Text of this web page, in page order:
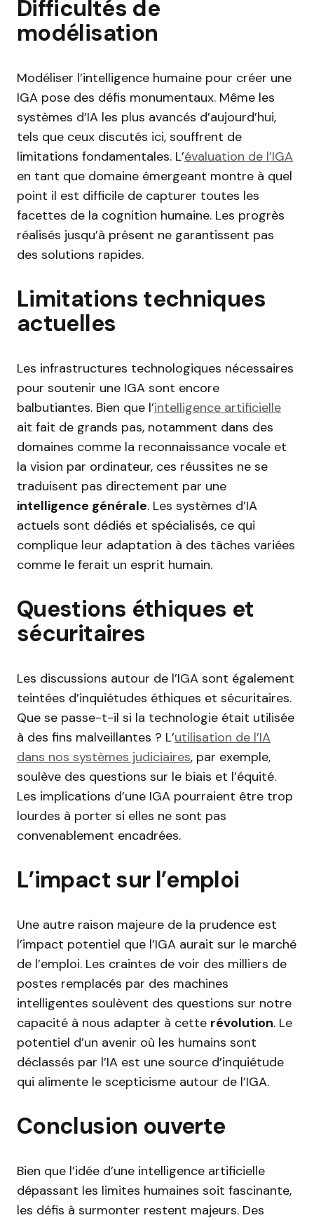
Difficultés de
modélisation
Modéliser l’intelligence humaine pour créer une
IGA pose des défis monumentaux. Même les
systèmes d’IA les plus avancés d’aujourd’hui,
tels que ceux discutés ici, souffrent de
limitations fondamentales. L’évaluation de l’IGA
en tant que domaine émergeant montre à quel
point il est difficile de capturer toutes les
facettes de la cognition humaine. Les progrès
réalisés jusqu’à présent ne garantissent pas
des solutions rapides.
Limitations techniques
actuelles
Les infrastructures technologiques nécessaires
pour soutenir une IGA sont encore
balbutiantes. Bien que l’intelligence artificielle
ait fait de grands pas, notamment dans des
domaines comme la reconnaissance vocale et
la vision par ordinateur, ces réussites ne se
traduisent pas directement par une
intelligence générale. Les systèmes d’IA
actuels sont dédiés et spécialisés, ce qui
complique leur adaptation à des tâches variées
comme le ferait un esprit humain.
Questions éthiques et
sécuritaires
Les discussions autour de l’IGA sont également
teintées d’inquiétudes éthiques et sécuritaires.
Que se passe-t-il si la technologie était utilisée
à des fins malveillantes ? L’utilisation de l’IA
dans nos systèmes judiciaires, par exemple,
soulève des questions sur le biais et l’équité.
Les implications d’une IGA pourraient être trop
lourdes à porter si elles ne sont pas
convenablement encadrées.
L’impact sur l’emploi
Une autre raison majeure de la prudence est
l’impact potentiel que l’IGA aurait sur le marché
de l’emploi. Les craintes de voir des milliers de
postes remplacés par des machines
intelligentes soulèvent des questions sur notre
capacité à nous adapter à cette révolution. Le
potentiel d’un avenir où les humains sont
déclassés par l’IA est une source d’inquiétude
qui alimente le scepticisme autour de l’IGA.
Conclusion ouverte
Bien que l’idée d’une intelligence artificielle
dépassant les limites humaines soit fascinante,
les défis à surmonter restent majeurs. Des